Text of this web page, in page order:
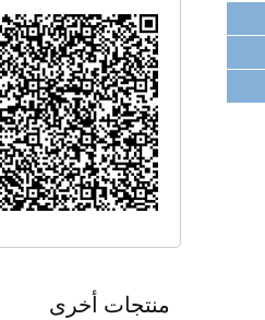
منتجات أخرى